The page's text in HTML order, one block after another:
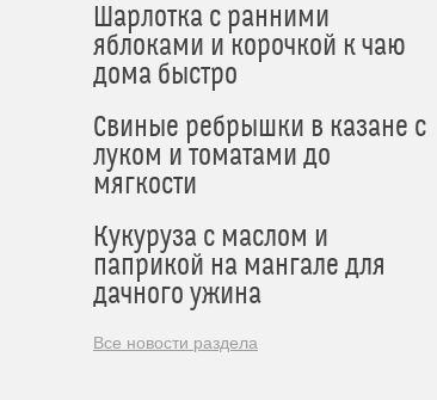
Шарлотка с ранними
яблоками и корочкой к чаю
дома быстро
Свиные ребрышки в казане с
луком и томатами до
мягкости
Кукуруза с маслом и
паприкой на мангале для
дачного ужина
Все новости раздела